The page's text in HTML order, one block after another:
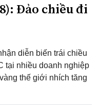
Đảo chiều đi
diễn biến trái chiều
tại nhiều doanh nghiệp
thế giới nhích tăng